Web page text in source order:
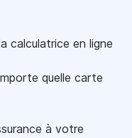
calculatrice en ligne
quelle carte
à votre